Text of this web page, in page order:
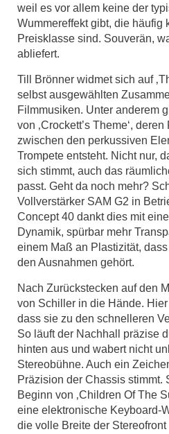
weil es vor allem keine der
Wummereffekt gibt, die häufig
Preisklasse sind. Souverän,
abliefert.
Till Brönner widmet sich auf
selbst ausgewählten
Filmmusiken. Unter anderem
von ‚Crockett’s Theme‘,
zwischen den perkussiven
Trompete entsteht. Nicht nur,
sich stimmt, auch das
passt. Geht da noch mehr?
Vollverstärker SAM G2 in
Concept 40 dankt dies mit
Dynamik, spürbar mehr
einem Maß an Plastizität,
den Ausnahmen gehört.
Nach Zurückstecken auf den
von Schiller in die Hände.
dass sie zu den schnelleren
So läuft der Nachhall präzise
hinten aus und wabert nicht
Stereobühne. Auch ein
Präzision der Chassis stimmt.
Beginn von ‚Children Of The
eine elektronische Keyboard-
die volle Breite der